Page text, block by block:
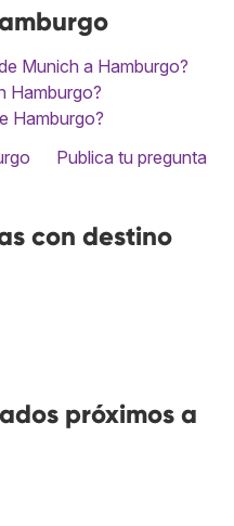
Munich a Hamburgo?
Hamburgo?
Hamburgo?
Publica tu pregunta
con destino
próximos a